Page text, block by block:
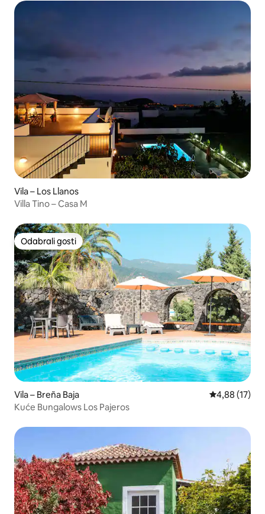
Vila – Los Llanos
Villa Tino – Casa M
Odabrali gosti
Odabrali gosti
Vila – Breña Baja Prosječna
4,88 (17)
Kuće Bungalows Los Pajeros